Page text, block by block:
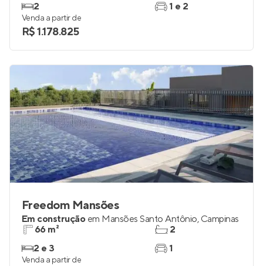
2
1 e 2
Venda a partir de
R$ 1.178.825
Freedom Mansões
Em construção em Mansões Santo Antônio, Campinas
66 m²
2 e 3
2
1
Venda a partir de